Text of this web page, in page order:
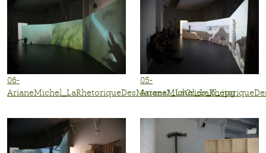
06-
ArianeMichel_LaRhetoriqueDesMarees2_LaCriee_5_.jpg
05-